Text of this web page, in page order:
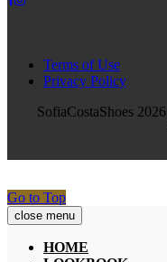
Terms of Use
Privacy Policy
SofiaCostaShoes
Go to Top
close menu
HOME